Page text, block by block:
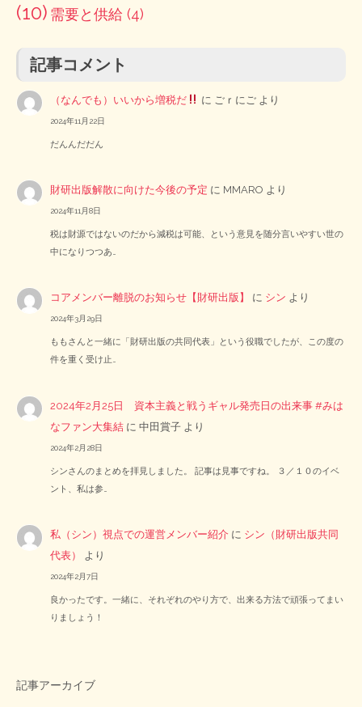
(10) 需要と供給 (4)
記事コメント
（なんでも）いいから増税だ に ごｒにご より
2024年11月22日
だんんだだん
財研出版解散に向けた今後の予定 に MMARO より
2024年11月8日
税は財源ではないのだから減税は可能、という意見を随分言いやすい世の
中になりつつあ…
コアメンバー離脱のお知らせ【財研出版】 に シン より
2024年3月29日
ももさんと一緒に「財研出版の共同代表」という役職でしたが、この度の
件を重く受け止…
2024年2月25日 資本主義と戦うギャル発売日の出来事 #みは
なファン大集結 に中田賞子 より
2024年2月28日
シンさんのまとめを拝見しました。 記事は見事ですね。 ３／１０のイベ
ント、私は参…
私（シン）視点での運営メンバー紹介 に シン（財研出版共同
代表）
より
2024年2月7日
良かったです。一緒に、それぞれのやり方で、出来る方法で頑張ってまい
りましょう！
記事アーカイブ